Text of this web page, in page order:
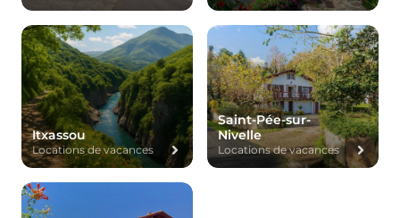
Itxassou
Locations de vacances
Saint-Pée-sur-
Nivelle
Locations de vacances